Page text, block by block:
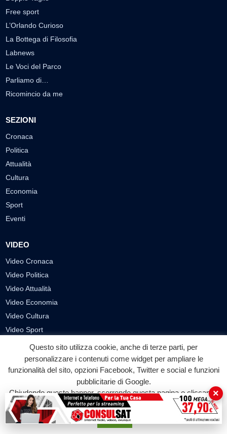
Free sport
L’Orlando Curioso
La Bottega di Filosofia
Labnews
Le Voci del Parco
Parliamo di…
Ricomincio da me
SEZIONI
Cronaca
Politica
Attualità
Cultura
Economia
Sport
Eventi
VIDEO
Video Cronaca
Video Politica
Video Attualità
Video Economia
Video Cultura
Video Sport
Video Tecnologie
Video Curiosità
Video
PUBBLICITÀ
Richiesta pubblicazione articoli/banner
Questo sito utilizza cookie, anche di terze parti, per
personalizzare i contenuti come widget per ampliare le
funzionalità del sito, opzioni Facebook, Twitter e social e funzioni
pubblicitarie di Google.
Chiudendo questo banner, scorrendo questa pagina o cliccando
su qualunque suo elemento acconsenti all'uso dei cookie.
Accetta
×